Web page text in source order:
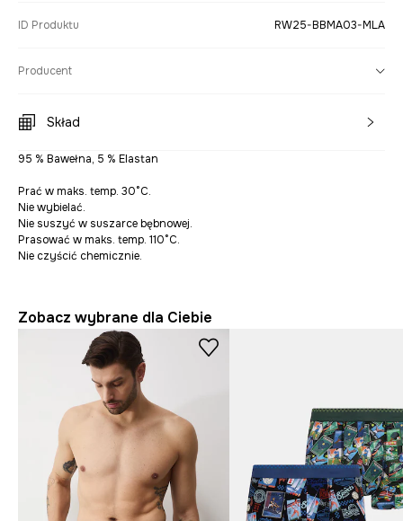
ID Produktu RW25-BBMA03-MLA
Producent
Skład
95 % Bawełna, 5 % Elastan
Prać w maks. temp. 30°C.
Nie wybielać.
Nie suszyć w suszarce bębnowej.
Prasować w maks. temp. 110°C.
Nie czyścić chemicznie.
Zobacz wybrane dla Ciebie